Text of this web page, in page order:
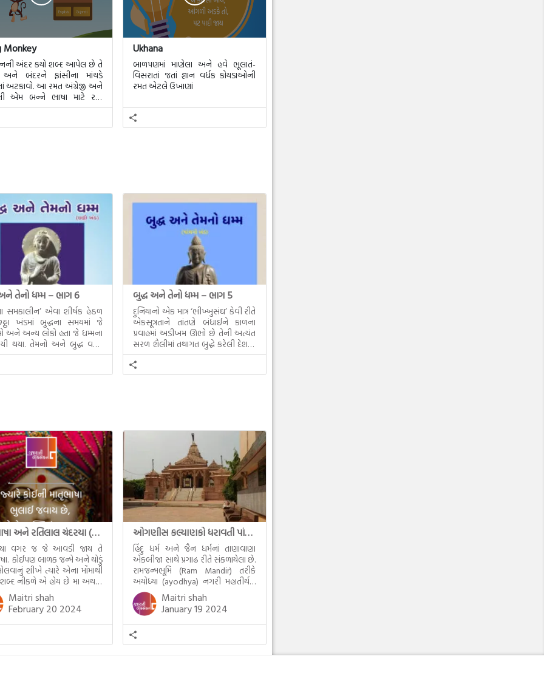
Monkey
અંદર કયો શબ્દ આપેલ છે તે
અને બંદરને ફાંસીના માંચડે
અટકાવો. આ રમત અંગ્રેજી અને
એમ બન્ને ભાષા માટે રમી
Ukhana
બાળપણમાં માણેલા અને હવે ભૂલાતં-
વિસરાતાં જતાં જ્ઞાન વર્ધક કોયડાઓની
રમત એટલે ઉખાણાં
તેનો ધમ્મ – ભાગ 6
સમકાલીન’ એવા શીર્ષક હેઠળ
ખંડમાં બુદ્ધના સમયમાં જે
અને અન્ય લોકો હતા જે ધમ્મના
થયા. તેમનો અને બુદ્ધ વચ્ચે
વીશે જાણકારી મળે છે.
બુદ્ધ અને તેનો ધમ્મ – ભાગ 5
દુનિયાનો એક માત્ર ‘ભીખ્ખુસંઘ’ કેવી રીતે
એકસૂત્રતાને તાંતણે બંધાઈને કાળના
પ્રવાહમાં અડીખમ ઊભો છે તેની અત્યંત
સરળ શૈલીમાં તથાગત બુદ્ધે કરેલી દેશના
સમાવતો મૂલ્યવાન ગ્રંથ એટલે બુદ્ધ અને
તેનો ધમ્મ.
માતૃભાષા અને રતિલાલ ચંદરયા (Ratilal Chandaria)
વગર જ જે આવડી જાય તે
કોઈપણ બાળક જન્મે અને થોડું
શીખે ત્યારે એના મોંમાથી
નીકળે એ હોય છે મા અથવા
કે ખાવાનું. વળી આપણે
સૂવડાવવા માટે જે ગીત કે
ગાઈએ છીએ તે પણ આપણે
જ ગાઈએ છીએ અંગ્રેજી ગીતો
આમ બાળકને […]
Maitri shah
February 20 2024
ઓગણીસ કલ્યાણકો ધરાવતી પાંચ તીર્થંકરોની પરમ પાવન જન્મભૂમિ – અયોધ્યા (Ayodhya)
હિંદુ ધર્મ અને જૈન ધર્મનાં તાણાવાણા
એકબીજા સાથે પ્રગાઢ રીતે સંકળાયેલા છે.
રામજન્મભૂમિ (Ram Mandir) તરીકે
અયોધ્યા (ayodhya) નગરી મહાતીર્થનું
ગૌરવ પામી છે, તો એ જ રીતે જૈન ધર્મના
ચોવીસ તીર્થંકરોમાંથી પાંચ-પાંચ
તીર્થંકરોનો જન્મ આ અયોધ્યાની પાવન
ભૂમિ પર થયો છે. જૈન ધર્મમાં ચોવીસ
તીર્થંકરોમાંથી પાંચ-પાંચ તીર્થંકરોનાં
કલ્યાણકો અહીં આવ્યાં છે. દરેક
તીર્થંકરના જીવનની ચ્યવન(માતાના […]
Maitri shah
January 19 2024